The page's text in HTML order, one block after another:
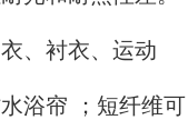
、衬衣、运动
浴帘 ；短纤维可